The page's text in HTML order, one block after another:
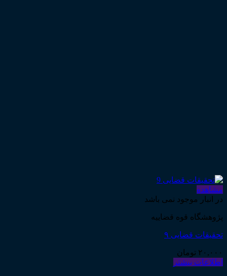
مشاهده
در انبار موجود نمی باشد
پژوهشگاه قوه قضاییه
تحقیقات قضایی ۹
۲۰,۰۰۰ تومان
اطلاعات بیشتر